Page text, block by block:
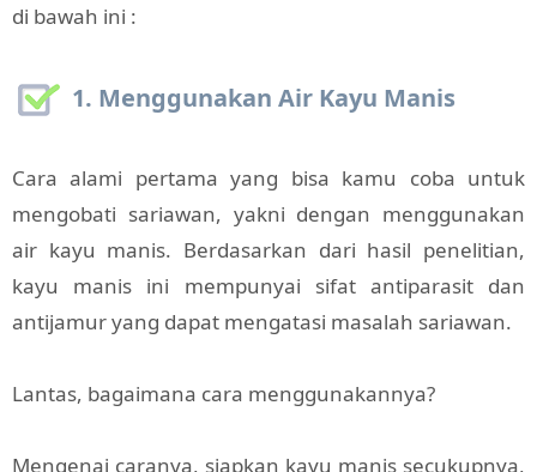
di bawah ini :
1. Menggunakan Air Kayu Manis
Cara alami pertama yang bisa kamu coba untuk
mengobati sariawan, yakni dengan menggunakan
air kayu manis. Berdasarkan dari hasil penelitian,
kayu manis ini mempunyai sifat antiparasit dan
antijamur yang dapat mengatasi masalah sariawan.
Lantas, bagaimana cara menggunakannya?
Mengenai caranya, siapkan kayu manis secukupnya,